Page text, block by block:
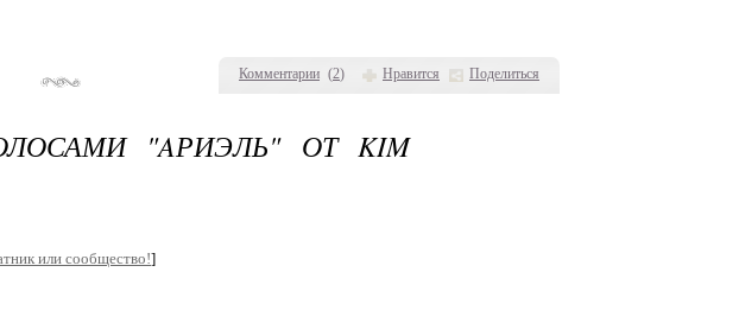
Комментарии (2) Нравится Поделиться
"AРИЭЛЬ" ОТ KIM
или сообщество!]